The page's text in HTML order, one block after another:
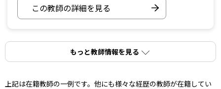
この教師の詳細を見る
もっと教師情報を見る
上記は在籍教師の一例です。他にも様々な経歴の教師が在籍してい